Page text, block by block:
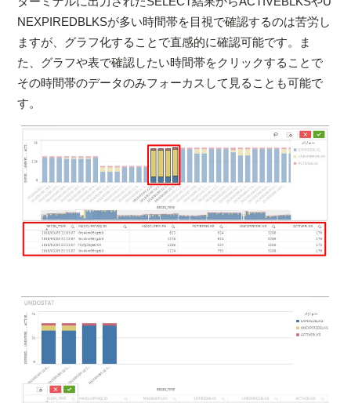
NEXPIREDBLKSが多い時間帯を目視で確認するのは苦労し
ますが、グラフ化することで直感的に確認可能です。ま
た、グラフや表で確認したい時間帯をクリックすることで
その時間帯のデータのみフォーカスして見ることも可能で
す。